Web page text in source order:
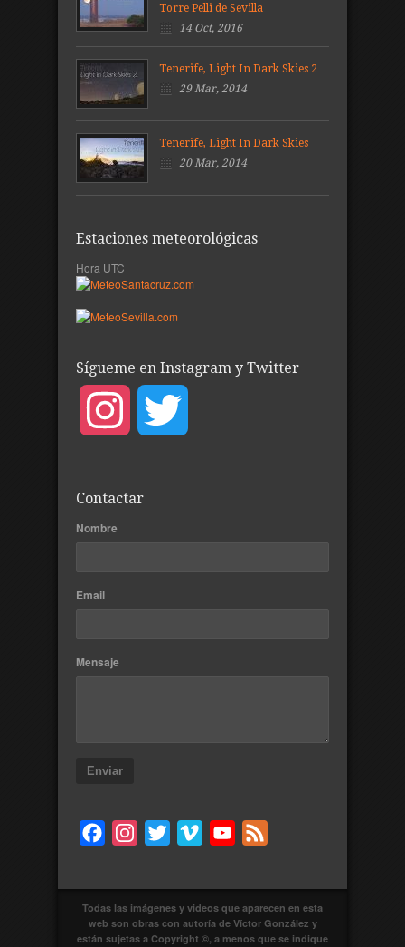
Torre Pelli de Sevilla
14 Oct, 2016
Tenerife, Light In Dark Skies 2
29 Mar, 2014
Tenerife, Light In Dark Skies
20 Mar, 2014
Estaciones meteorológicas
Hora UTC
Sígueme en Instagram y Twitter
Instagram
Contactar
Nombre
Email
Mensaje
Enviar
FacebookInstagram
Twitter Vimeo YouTube
Todas las imágenes y videos que aparecen en esta
web son obras con autoría de Víctor González y
están sujetas a Copyright ©, a menos que se indique